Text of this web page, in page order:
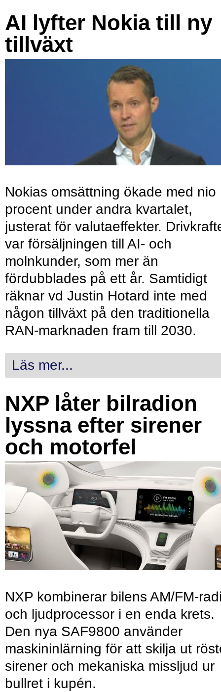
AI lyfter Nokia till ny
tillväxt
Nokias omsättning ökade med nio
procent under andra kvartalet,
justerat för valutaeffekter.
var försäljningen till AI- och
molnkunder, som mer än
fördubblades på ett år. Samtidigt
räknar vd Justin Hotard inte med
någon tillväxt på den traditionella
RAN-marknaden fram till 2030.
Läs mer...
NXP låter bilradion
lyssna efter sirener
och motorfel
NXP kombinerar bilens AM/FM-
och ljudprocessor i en enda krets.
Den nya SAF9800 använder
maskininlärning för att skilja ut
sirener och mekaniska missljud ur
bullret i kupén.